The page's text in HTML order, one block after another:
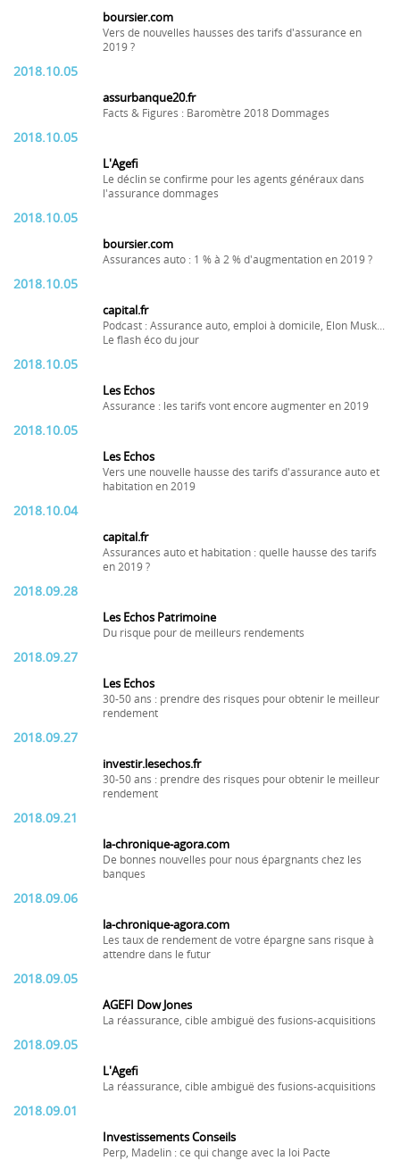
boursier.com
Vers de nouvelles hausses des tarifs d'assurance en
2019 ?
2018.10.05
assurbanque20.fr
Facts & Figures : Baromètre 2018 Dommages
2018.10.05
L'Agefi
Le déclin se confirme pour les agents généraux dans
l'assurance dommages
2018.10.05
boursier.com
Assurances auto : 1 % à 2 % d'augmentation en 2019 ?
2018.10.05
capital.fr
Podcast : Assurance auto, emploi à domicile, Elon Musk...
Le flash éco du jour
2018.10.05
Les Echos
Assurance : les tarifs vont encore augmenter en 2019
2018.10.05
Les Echos
Vers une nouvelle hausse des tarifs d'assurance auto et
habitation en 2019
2018.10.04
capital.fr
Assurances auto et habitation : quelle hausse des tarifs
en 2019 ?
2018.09.28
Les Echos Patrimoine
Du risque pour de meilleurs rendements
2018.09.27
Les Echos
30-50 ans : prendre des risques pour obtenir le meilleur
rendement
2018.09.27
investir.lesechos.fr
30-50 ans : prendre des risques pour obtenir le meilleur
rendement
2018.09.21
la-chronique-agora.com
De bonnes nouvelles pour nous épargnants chez les
banques
2018.09.06
la-chronique-agora.com
Les taux de rendement de votre épargne sans risque à
attendre dans le futur
2018.09.05
AGEFI Dow Jones
La réassurance, cible ambiguë des fusions-acquisitions
2018.09.05
L'Agefi
La réassurance, cible ambiguë des fusions-acquisitions
2018.09.01
Investissements Conseils
Perp, Madelin : ce qui change avec la loi Pacte